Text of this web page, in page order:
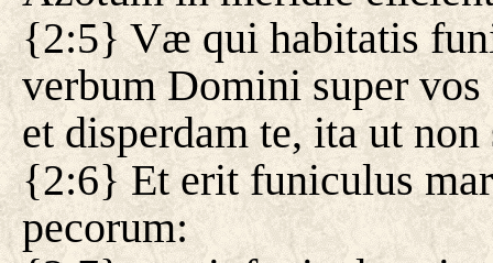
{2:5} Væ qui habitatis
verbum Domini super
et disperdam te, ita ut
{2:6} Et erit funiculus
pecorum: